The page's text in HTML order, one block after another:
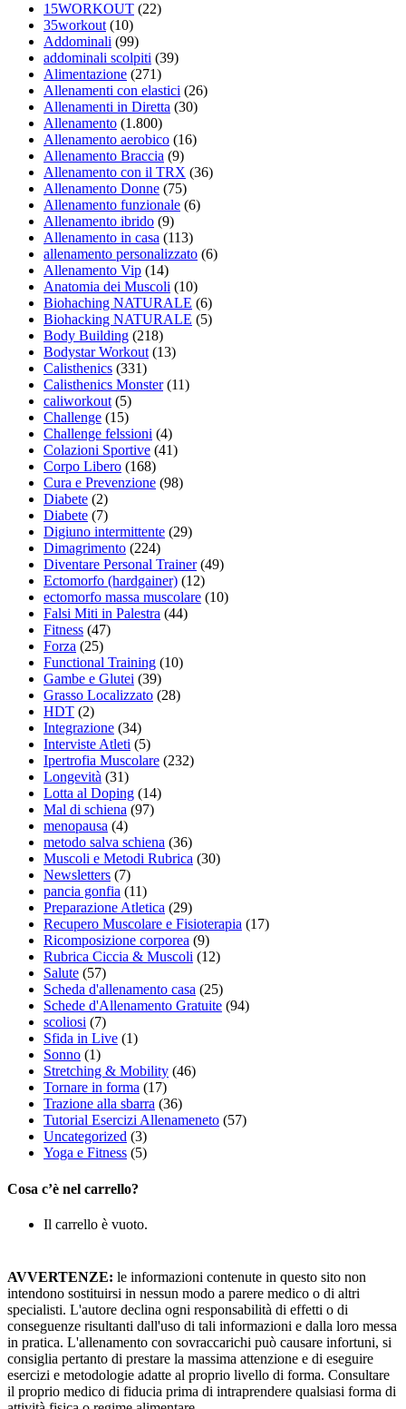
15WORKOUT (22)
35workout (10)
Addominali (99)
addominali scolpiti (39)
Alimentazione (271)
Allenamenti con elastici (26)
Allenamenti in Diretta (30)
Allenamento (1.800)
Allenamento aerobico (16)
Allenamento Braccia (9)
Allenamento con il TRX (36)
Allenamento Donne (75)
Allenamento funzionale (6)
Allenamento ibrido (9)
Allenamento in casa (113)
allenamento personalizzato (6)
Allenamento Vip (14)
Anatomia dei Muscoli (10)
Biohaching NATURALE (6)
Biohacking NATURALE (5)
Body Building (218)
Bodystar Workout (13)
Calisthenics (331)
Calisthenics Monster(11)
caliworkout (5)
Challenge (15)
Challenge felssioni (4)
Colazioni Sportive (41)
Corpo Libero (168)
Cura e Prevenzione (98)
Diabete (2)
Diabete (7)
Digiuno intermittente (29)
Dimagrimento (224)
Diventare Personal Trainer(49)
Ectomorfo (hardgainer) (12)
ectomorfo massa muscolare (10)
Falsi Miti in Palestra (44)
Fitness (47)
Forza (25)
Functional Training (10)
Gambe e Glutei (39)
Grasso Localizzato (28)
HDT (2)
Integrazione (34)
Interviste Atleti (5)
Ipertrofia Muscolare (232)
Longevità (31)
Lotta al Doping (14)
Mal di schiena (97)
menopausa (4)
metodo salva schiena (36)
Muscoli e Metodi Rubrica (30)
Newsletters (7)
pancia gonfia (11)
Preparazione Atletica (29)
Recupero Muscolare e Fisioterapia (17)
Ricomposizione corporea (9)
Rubrica Ciccia & Muscoli (12)
Salute (57)
Scheda d'allenamento casa (25)
Schede d'Allenamento Gratuite (94)
scoliosi (7)
Sfida in Live (1)
Sonno (1)
Stretching & Mobility (46)
Tornare in forma (17)
Trazione alla sbarra (36)
Tutorial Esercizi Allenameneto (57)
Uncategorized (3)
Yoga e Fitness (5)
Cosa c’è nel carrello?
Il carrello è vuoto.
AVVERTENZE: le informazioni contenute in questo sito non
intendono sostituirsi in nessun modo a parere medico o di altri
specialisti. L'autore declina ogni responsabilità di effetti o di
conseguenze risultanti dall'uso di tali informazioni e dalla loro messa
in pratica. L'allenamento con sovraccarichi può causare infortuni, si
consiglia pertanto di prestare la massima attenzione e di eseguire
esercizi e metodologie adatte al proprio livello di forma. Consultare
il proprio medico di fiducia prima di intraprendere qualsiasi forma di